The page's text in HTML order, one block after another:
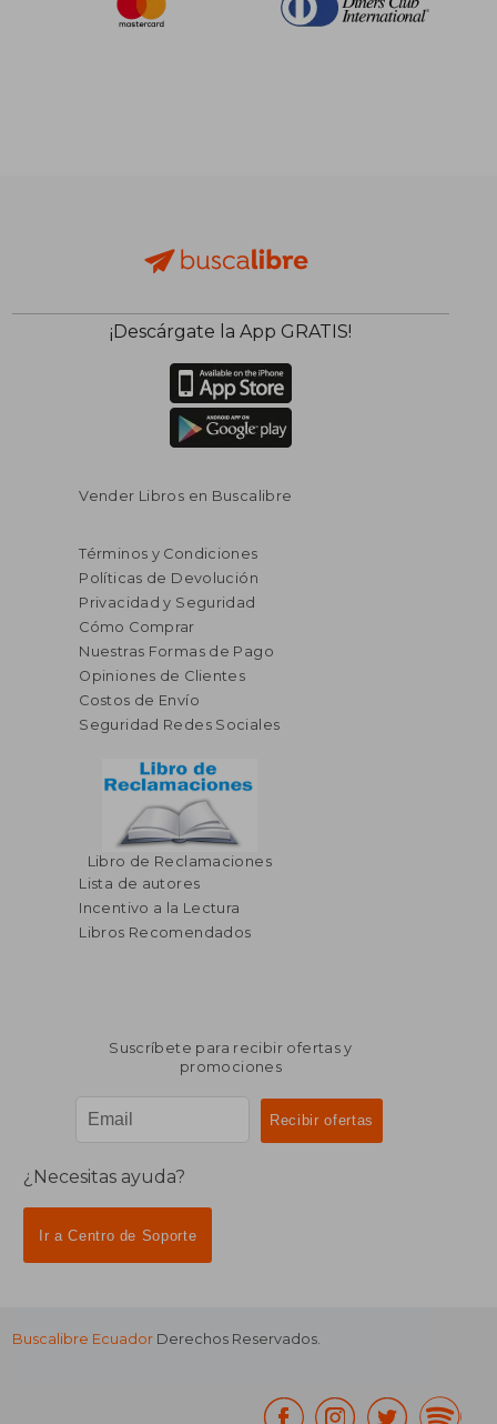
¡Descárgate la App GRATIS!
Vender Libros en Buscalibre
Términos y Condiciones
Políticas de Devolución
Privacidad y Seguridad
Cómo Comprar
Nuestras Formas de Pago
Opiniones de Clientes
Costos de Envío
Seguridad Redes Sociales
Libro de Reclamaciones
Lista de autores
Incentivo a la Lectura
Libros Recomendados
Suscríbete para recibir ofertas y
promociones
¿Necesitas ayuda?
Ir a Centro de Soporte
Buscalibre Ecuador Derechos Reservados.